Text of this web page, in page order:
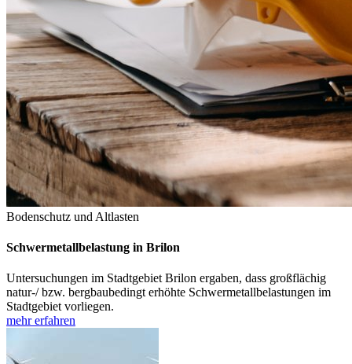
Bodenschutz und Altlasten
Schwermetallbelastung in Brilon
Untersuchungen im Stadtgebiet Brilon ergaben, dass großflächig
natur-/ bzw. bergbaubedingt erhöhte Schwermetallbelastungen im
Stadtgebiet vorliegen.
mehr erfahren